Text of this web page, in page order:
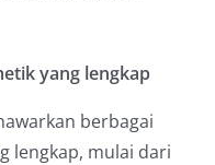
yang lengkap
berbagai
lengkap, mulai dari